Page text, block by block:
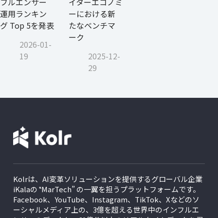
運用ランキン
グ Top 5を発表
2026-01-
19
ーにおける新
たなベンチマ
ーク
2025-12-
29
Kolrは、AI変革ソリューションを提供するグローバル企業
iKalaの ‟MarTech” の一翼を担うプラットフォームです。
Facebook、YouTube、Instagram、TikTok、Xなどのソ
ーシャルメディア上の、3億を超える世界中のインフルエ